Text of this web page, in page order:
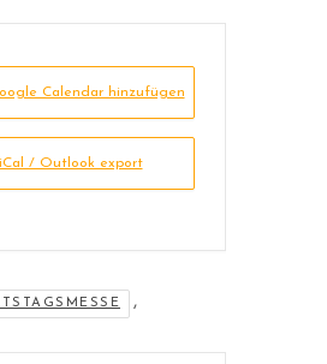
Calendar hinzufügen
/ Outlook export
,